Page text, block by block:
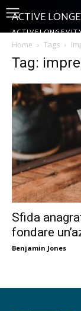
ACTIVE
Home Tags
Tag:
Sfida
fondare
Benjamin Jones